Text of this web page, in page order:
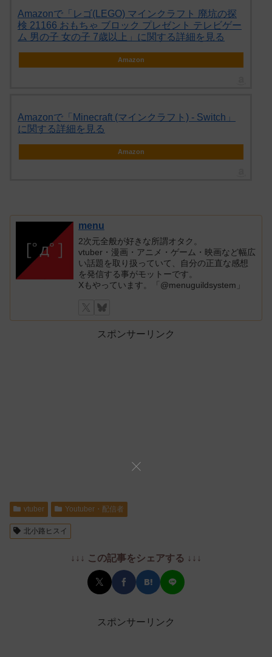
Amazonで「レゴ(LEGO) マインクラフト 廃坑の探
検 21166 おもちゃ ブロック プレゼント テレビゲー
ム 男の子 女の子 7歳以上」に関する詳細を見る
Amazon
Amazonで「Minecraft (マインクラフト) - Switch」
に関する詳細を見る
Amazon
menu
2次元全般が好きな所謂オタク。
vtuber・漫画・アニメ・ゲーム・映画など幅広
い話題を取り扱っていて、自分の正直な感想
を発信する事がモットーです。
Xもやっています。「@menuguildsystem」
スポンサーリンク
vtuber Youtuber・配信者
北小路ヒスイ
↓↓↓ この記事をシェアする ↓↓↓
スポンサーリンク